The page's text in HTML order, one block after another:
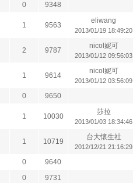
0 9348
1 9563
eliwang
2013/01/19 18:49:20
2 9787
nicol妮可
2013/01/12 09:56:03
1 9614
nicol妮可
2013/01/12 03:56:09
0 9650
1 10030
莎拉
2013/01/03 18:34:46
1 10719
台大懷生社
2012/12/21 21:16:29
0
9640
0 9731